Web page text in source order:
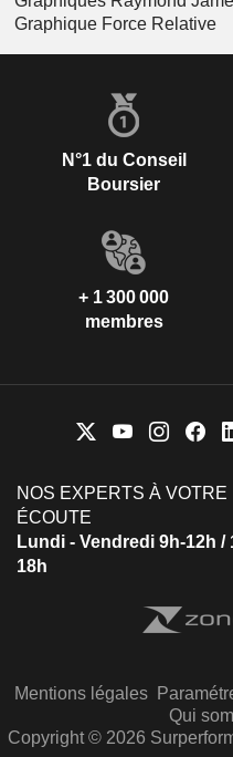
Graphique Force Relative
N°1 du Conseil
Boursier
+ 1 300 000
membres
NOS EXPERTS À VOTRE
ÉCOUTE
Lundi - Vendredi 9h-12h /
18h
Mentions légales
Qui
Copyright © 2026